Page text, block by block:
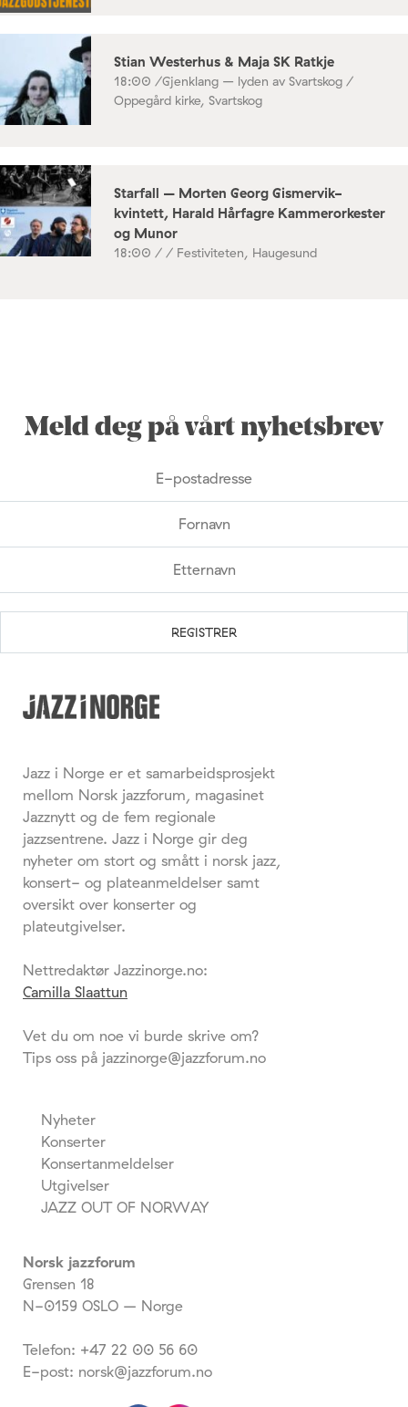
Stian Westerhus & Maja SK Ratkje
18:00 /Gjenklang – lyden av Svartskog /
Oppegård kirke, Svartskog
Starfall – Morten Georg Gismervik-
kvintett, Harald Hårfagre Kammerorkester
og Munor
18:00 / / Festiviteten, Haugesund
Meld deg på vårt nyhetsbrev
Jazz i Norge er et samarbeidsprosjekt
mellom Norsk jazzforum, magasinet
Jazznytt og de fem regionale
jazzsentrene. Jazz i Norge gir deg
nyheter om stort og smått i norsk jazz,
konsert- og plateanmeldelser samt
oversikt over konserter og
plateutgivelser.
Nettredaktør Jazzinorge.no:
Camilla Slaattun
Vet du om noe vi burde skrive om?
Tips oss på jazzinorge@jazzforum.no
Nyheter
Konserter
Konsertanmeldelser
Utgivelser
JAZZ OUT OF NORWAY
Norsk jazzforum
Grensen 18
N-0159 OSLO – Norge
Telefon: +47 22 00 56 60
E-post: norsk@jazzforum.no